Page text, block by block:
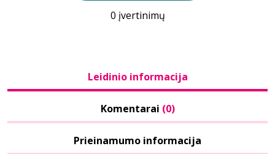
0 įvertinimų
Leidinio informacija
Komentarai (0)
Prieinamumo informacija